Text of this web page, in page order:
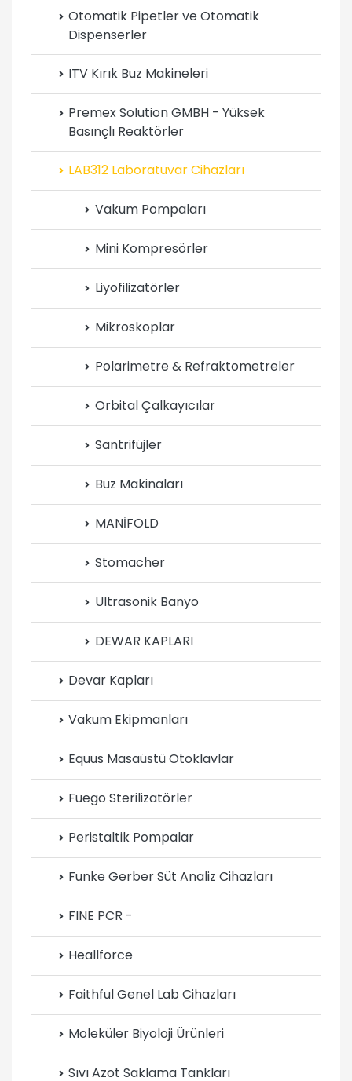
Otomatik Pipetler ve Otomatik
Dispenserler
ITV Kırık Buz Makineleri
Premex Solution GMBH - Yüksek
Basınçlı Reaktörler
LAB312 Laboratuvar Cihazları
Vakum Pompaları
Mini Kompresörler
Liyofilizatörler
Mikroskoplar
Polarimetre & Refraktometreler
Orbital Çalkayıcılar
Santrifüjler
Buz Makinaları
MANİFOLD
Stomacher
Ultrasonik Banyo
DEWAR KAPLARI
Devar Kapları
Vakum Ekipmanları
Equus Masaüstü Otoklavlar
Fuego Sterilizatörler
Peristaltik Pompalar
Funke Gerber Süt Analiz Cihazları
FINE PCR -
Heallforce
Faithful Genel Lab Cihazları
Moleküler Biyoloji Ürünleri
Sıvı Azot Saklama Tankları